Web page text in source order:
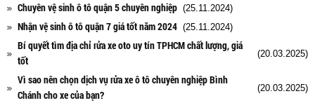
Chuyên vệ sinh ô tô quận 5 chuyên nghiệp (25.11.2024)
Nhận vệ sinh ô tô quận 7 giá tốt năm 2024 (25.11.2024)
Bí quyết tìm địa chỉ rửa xe oto uy tín TPHCM chất lượng, giá
tốt
(20.03.2025)
Vì sao nên chọn dịch vụ rửa xe ô tô chuyên nghiệp Bình
Chánh cho xe của bạn?
(20.03.2025)